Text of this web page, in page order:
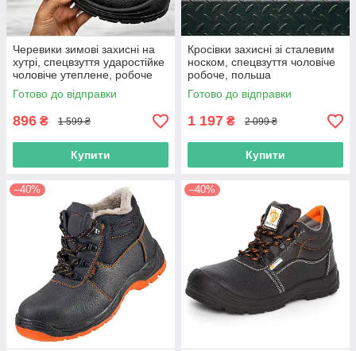
Черевики зимові захисні на
хутрі, спецвзуття ударостійке
чоловіче утеплене, робоче
взуття метал носок, польша
Готово до відправки
896 ₴ 1 599 ₴
Купити
Кросівки захисні зі сталевим
носком, спецвзуття чоловіче
робоче, польша
Готово до відправки
1 197 ₴ 2 099 ₴
Купити
–40% –40%